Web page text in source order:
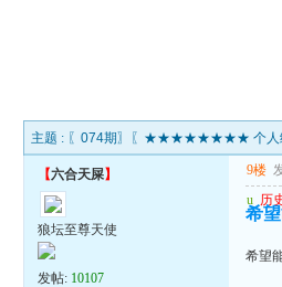
主题 : 〖074期〗〖★★★★★★★★ 个
【六合天屎】
狼坛至尊天使
发帖: 10107
9楼
u 历
希
希望